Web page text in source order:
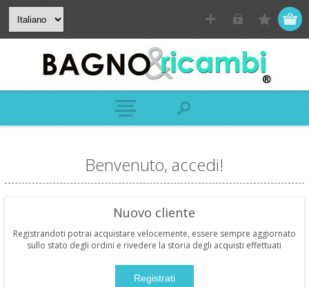
Benvenuto, accedi!
Nuovo cliente
Registrandoti potrai acquistare velocemente, essere sempre aggiornato
sullo stato degli ordini e rivedere la storia degli acquisti effettuati